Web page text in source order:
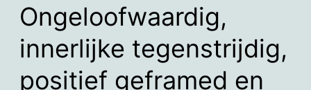
Ongeloofwaardig,
innerlijke tegenstrijdig,
positief geframed en